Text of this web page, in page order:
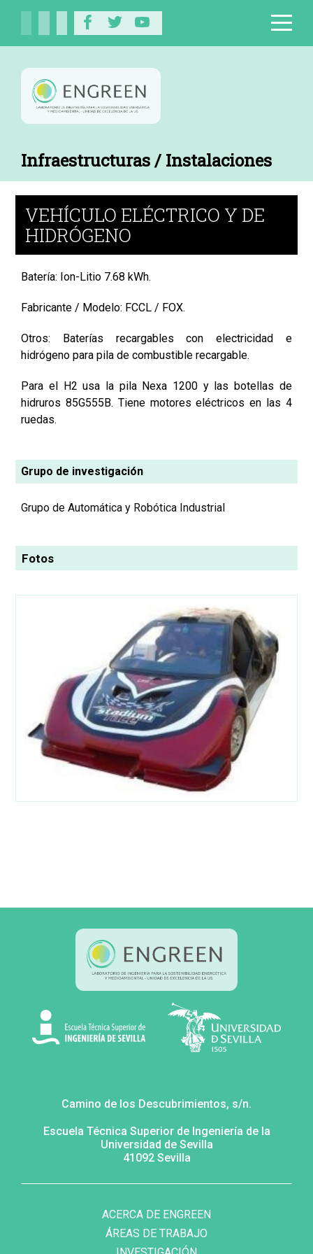
Infraestructuras / Instalaciones
VEHÍCULO ELÉCTRICO Y DE
HIDRÓGENO
Batería: Ion-Litio 7.68 kWh.
Fabricante / Modelo: FCCL / FOX.
Otros: Baterías recargables con electricidad e
hidrógeno para pila de combustible recargable.
Para el H2 usa la pila Nexa 1200 y las botellas de
hidruros 85G555B. Tiene motores eléctricos en las 4
ruedas.
Grupo de investigación
Grupo de Automática y Robótica Industrial
Fotos
Camino de los Descubrimientos, s/n.
Escuela Técnica Superior de Ingeniería de la
Universidad de Sevilla
41092 Sevilla
MENÚ
ACERCA DE ENGREEN
ÁREAS DE TRABAJO